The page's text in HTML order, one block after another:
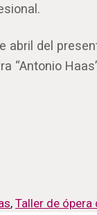
abril del
“Antonio
, Taller de ópera